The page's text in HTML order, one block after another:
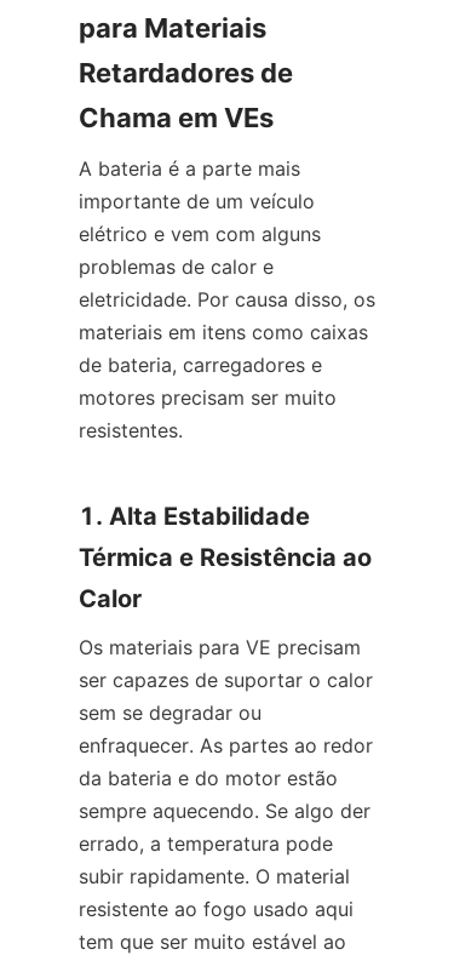
para Materiais
Retardadores de
Chama em VEs
A bateria é a parte mais
importante de um veículo
elétrico e vem com alguns
problemas de calor e
eletricidade. Por causa disso, os
materiais em itens como caixas
de bateria, carregadores e
motores precisam ser muito
resistentes.
1. Alta Estabilidade
Térmica e Resistência ao
Calor
Os materiais para VE precisam
ser capazes de suportar o calor
sem se degradar ou
enfraquecer. As partes ao redor
da bateria e do motor estão
sempre aquecendo. Se algo der
errado, a temperatura pode
subir rapidamente. O material
resistente ao fogo usado aqui
tem que ser muito estável ao